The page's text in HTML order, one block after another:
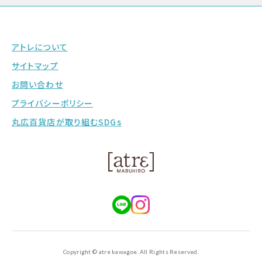
アトレについて
サイトマップ
お問い合わせ
プライバシーポリシー
丸広百貨店が取り組むSDGs
Copyright © atre kawagoe. All Rights Reserved.